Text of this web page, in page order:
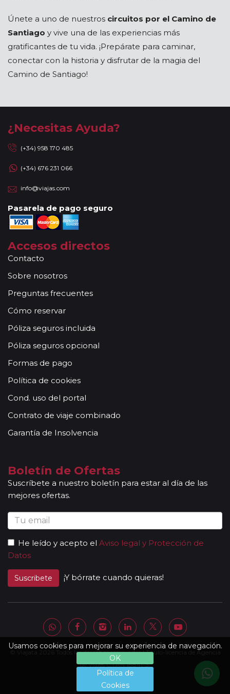
Usamos cookies para mejorar su experiencia de navegación.
OK
Política de
Cookies
Únete a uno de nuestros circuitos por el Camino de
Santiago y vive una de las experiencias más
gratificantes de tu vida. ¡Prepárate para caminar,
conectar con la historia y disfrutar de la magia del
Camino de Santiago!
¿Necesitas Ayuda?
(+34) 958 170 485
(+34) 676 231 066
info@viajas.com
Pasarela de pago seguro
Accesos directos
Contacto
Sobre nosotros
Preguntas frecuentes
Cómo reservar
Póliza seguros incluida
Póliza seguros opcional
Formas de pago
Política de cookies
Cond. uso del portal
Contrato de viaje combinado
Garantía de Insolvencia
Boletín de Ofertas
Suscríbete a nuestro boletín para estar al día de las
mejores ofertas.
He leído y acepto el Aviso legal y Protección de
Datos
Suscribete ¡Y bórrate cuando quieras!
© Viajata 2026 Todos los derechos reservados | Título-licencia de Agencia
de Viajes C.I.AN 18841-3.